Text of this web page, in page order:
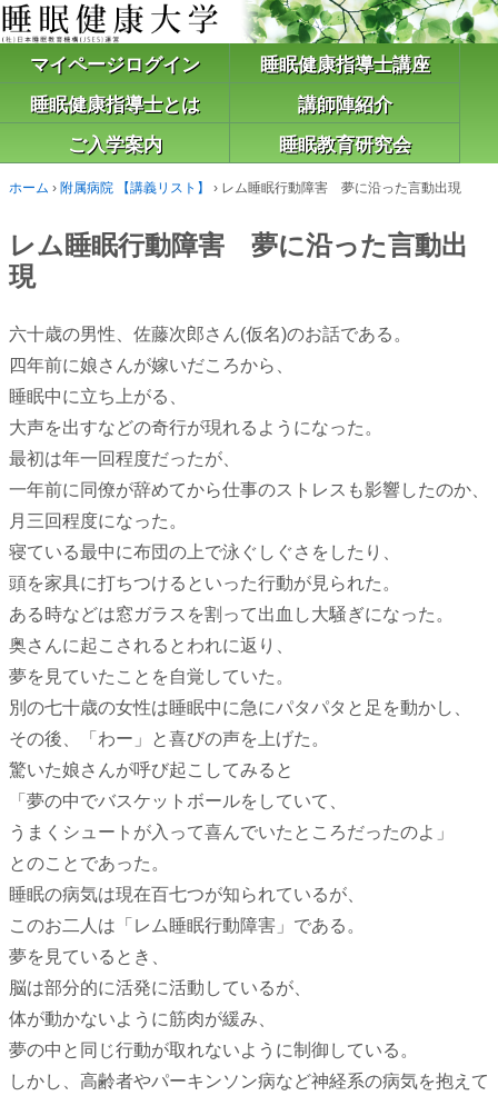
マイページログイン
睡眠健康指導士講座
睡眠健康指導士とは
講師陣紹介
ご入学案内
睡眠教育研究会
ホーム › 附属病院 【講義リスト】 › レム睡眠行動障害 夢に沿った言動出現
レム睡眠行動障害 夢に沿った言動出
現
六十歳の男性、佐藤次郎さん(仮名)のお話である。
四年前に娘さんが嫁いだころから、
睡眠中に立ち上がる、
大声を出すなどの奇行が現れるようになった。
最初は年一回程度だったが、
一年前に同僚が辞めてから仕事のストレスも影響したのか、
月三回程度になった。
寝ている最中に布団の上で泳ぐしぐさをしたり、
頭を家具に打ちつけるといった行動が見られた。
ある時などは窓ガラスを割って出血し大騒ぎになった。
奥さんに起こされるとわれに返り、
夢を見ていたことを自覚していた。
別の七十歳の女性は睡眠中に急にパタパタと足を動かし、
その後、「わー」と喜びの声を上げた。
驚いた娘さんが呼び起こしてみると
「夢の中でバスケットボールをしていて、
うまくシュートが入って喜んでいたところだったのよ」
とのことであった。
睡眠の病気は現在百七つが知られているが、
このお二人は「レム睡眠行動障害」である。
夢を見ているとき、
脳は部分的に活発に活動しているが、
体が動かないように筋肉が緩み、
夢の中と同じ行動が取れないように制御している。
しかし、高齢者やパーキンソン病など神経系の病気を抱えて